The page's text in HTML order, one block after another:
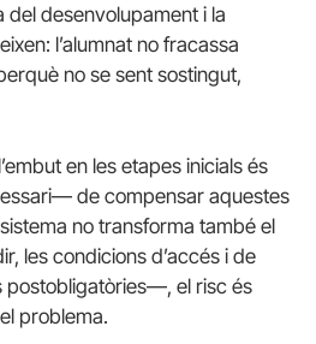
del desenvolupament i la
l’alumnat no fracassa
no se sent sostingut,
en les etapes inicials és
de compensar aquestes
no transforma també el
les condicions d’accés i de
postobligatòries—, el risc és
problema.